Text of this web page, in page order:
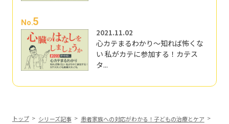
No.5
2021.11.02
心カテまるわかり～知れば怖くな
い 私がカテに参加する！カテス
タ...
トップ シリーズ記事
患者家族への対応がわかる！子どもの治療とケア